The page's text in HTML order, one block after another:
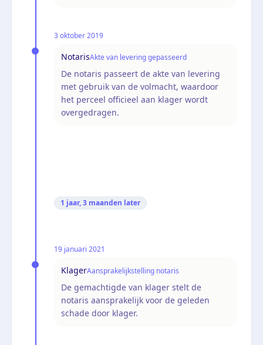
3 oktober 2019
NotarisAkte van levering gepasseerd
De notaris passeert de akte van levering
met gebruik van de volmacht, waardoor
het perceel officieel aan klager wordt
overgedragen.
1 jaar, 3 maanden later
19 januari 2021
KlagerAansprakelijkstelling notaris
De gemachtigde van klager stelt de
notaris aansprakelijk voor de geleden
schade door klager.